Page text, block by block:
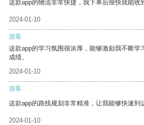
这款app的物流非常快捷，我下单后很快就能收
2024-01-10
游客
这款app的学习氛围很浓厚，能够激励我不断学
成绩。
2024-01-10
游客
这款app的路线规划非常精准，让我能够快速到
2024-01-10